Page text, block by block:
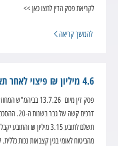
לקריאת פסק הדין לחצו כאן >>
להמשך קריאה
4.6 מיליון ₪ פיצוי לאחר תאונת דרכים – יולי 2027
פסק דין מיום 13.7.26
דרכים קשה
מהביטוח לאומי בגין קצבאות נכות